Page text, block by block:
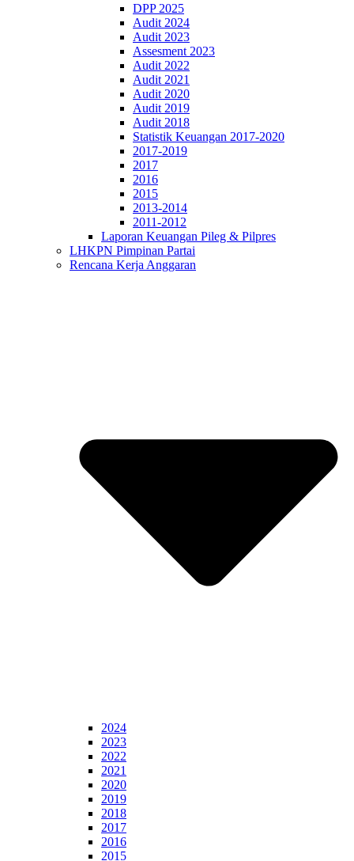
DPP 2025
Audit 2024
Audit 2023
Assesment 2023
Audit 2022
Audit 2021
Audit 2020
Audit 2019
Audit 2018
Statistik Keuangan 2017-2020
2017-2019
2017
2016
2015
2013-2014
2011-2012
Laporan Keuangan Pileg & Pilpres
LHKPN Pimpinan Partai
Rencana Kerja Anggaran
2024
2023
2022
2021
2020
2019
2018
2017
2016
2015